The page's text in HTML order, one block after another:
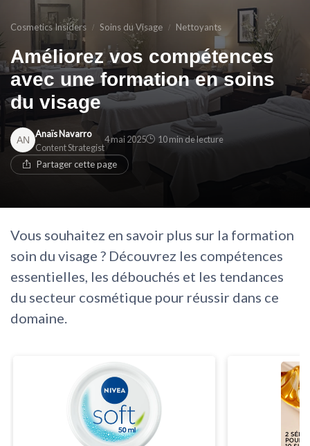
Cosmetics Insiders Soins du Visage Nettoyants
Améliorez vos compétences
avec une formation en soins
du visage
Anaïs Navarro
Content Strategist
4 mai 2025 10 min de lecture
Partager cette page
Vous souhaitez en savoir plus sur la formation
soin du visage ? Découvrez les compétences
essentielles, les débouchés et les tendances
du secteur cosmétique pour réussir dans ce
domaine.
→ Je m'inscris
* En remplissant ce formulaire, j'accepte d'être
contacté(e) à des fins commerciales par Cosmetics
Insiders et ses partenaires.
→ Je rejoins le club
* En rejoignant le club, j'accepte de recevoir les emails
de Cosmetics Insiders et les offres de ses partenaires.